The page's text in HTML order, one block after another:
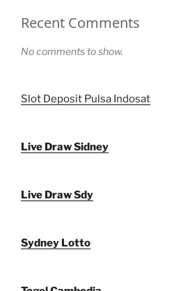
Recent Comments
No comments to show.
Slot Deposit Pulsa Indosat
Live Draw Sidney
Live Draw Sdy
Sydney Lotto